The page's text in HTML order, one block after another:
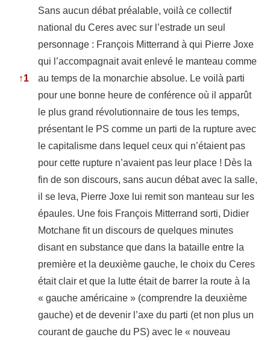
↑1
Sans aucun débat préalable, voilà ce collectif
national du Ceres avec sur l’estrade un seul
personnage : François Mitterrand à qui Pierre Joxe
qui l’accompagnait avait enlevé le manteau comme
au temps de la monarchie absolue. Le voilà parti
pour une bonne heure de conférence où il apparût
le plus grand révolutionnaire de tous les temps,
présentant le PS comme un parti de la rupture avec
le capitalisme dans lequel ceux qui n’étaient pas
pour cette rupture n’avaient pas leur place ! Dès la
fin de son discours, sans aucun débat avec la salle,
il se leva, Pierre Joxe lui remit son manteau sur les
épaules. Une fois François Mitterrand sorti, Didier
Motchane fit un discours de quelques minutes
disant en substance que dans la bataille entre la
première et la deuxième gauche, le choix du Ceres
était clair et que la lutte était de barrer la route à la
« gauche américaine » (comprendre la deuxième
gauche) et de devenir l’axe du parti (et non plus un
courant de gauche du PS) avec le « nouveau